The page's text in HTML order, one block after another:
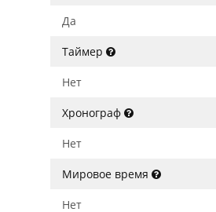
Да
Таймер
Нет
Хронограф
Нет
Мировое время
Нет